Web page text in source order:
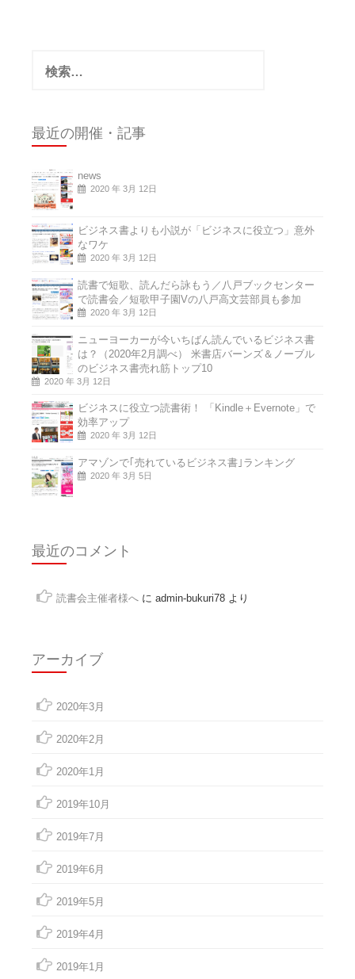
索:
最近の開催・記事
news
2020 年 3月 12日
ビジネス書よりも小説が「ビジネスに役立つ」意外
なワケ
2020 年 3月 12日
読書で短歌、読んだら詠もう／八戸ブックセンター
で読書会／短歌甲子園Vの八戸高文芸部員も参加
2020 年 3月 12日
ニューヨーカーが今いちばん読んでいるビジネス書
は？（2020年2月調べ） 米書店バーンズ＆ノーブル
のビジネス書売れ筋トップ10
2020 年 3月 12日
ビジネスに役立つ読書術！ 「Kindle＋Evernote」で
効率アップ
2020 年 3月 12日
アマゾンで｢売れているビジネス書｣ランキング
2020 年 3月 5日
最近のコメント
読書会主催者様へ に admin-bukuri78 より
アーカイブ
2020年3月
2020年2月
2020年1月
2019年10月
2019年7月
2019年6月
2019年5月
2019年4月
2019年1月